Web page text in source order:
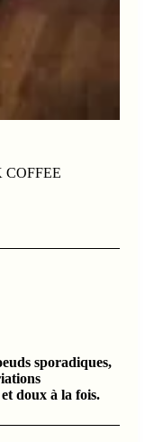
COFFEE
sporadiques,
doux à la fois.